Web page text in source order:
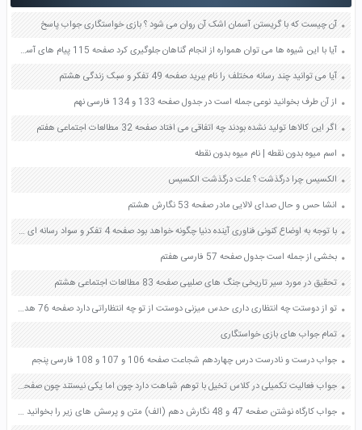
آن چیست که با گریستن آسمان اشک آن روان می شود ؟ بازی خواستگاری جواب پاسخ
آیا با این شیوه ها می توان همواره از انجام گناهان جلوگیری کرد صفحه 115 پیام های آسمان نهم
آیا می توانید چند رسانه مختلف را نام ببرید صفحه 49 تفکر و سبک زندگی هشتم
از آن طرف بخوانید نوعی جمله است در جدول صفحه 133 و 134 فارسی نهم
اگر این کالاها تولید نشده بودند چه اتفاقی می افتاد صفحه 32 مطالعات اجتماعی هفتم
اسم میوه بدون نقطه | نام میوه بدون نقطه
الکسیس چرا درگذشت ؟ علت درگذشت الکسیس
انشا حس و حال صدای لالایی مادر صفحه 53 نگارش هشتم
با توجه به اوضاع کنونی فناوری آینده دنیا چگونه خواهد بود صفحه 4 تفکر و سواد رسانه ای دهم
بخشی از جمله است جدول صفحه 57 فارسی هفتم
تحقیق در مورد سیر تاریخی جنگ های صلیبی صفحه 83 مطالعات اجتماعی هشتم
تو از دوستت چه انتظاری داری حدس میزنی دوستت از تو چه انتظاراتی دارد صفحه 76 هدیه های آسمان چهارم
تمام جواب های بازی خواستگاری
جواب درست و نادرست درس چهاردهم شجاعت صفحه 106 و 107 و 108 فارسی پنجم
جواب فعالیت تکمیلی در کلاس تخیل با توهم شباهت دارد چون اما یکی نیستند چون صفحه 125 کتاب تفکر و سبک زندگی هشتم
جواب کارگاه نوشتن صفحه 47 و 48 نگارش دهم (الف) متن و پرسش های زیر را بخوانید آنگاه از بین پرسش ها هر یک را که با محتوای نوشته ارتباط دارند مشخص نمایید سرانجام آنها را متناسب با متن گزینش و سازماندهی کنید